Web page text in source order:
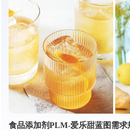
食品添加剂PLM-爱乐甜蓝图需求